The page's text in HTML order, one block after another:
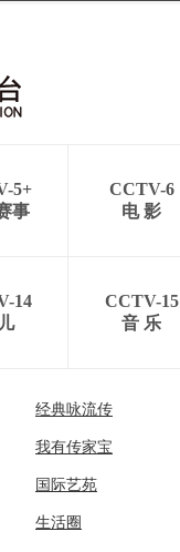
5+
事
CCTV-6
电 影
14
CCTV-15
音 乐
经典咏流传
我有传家宝
国际艺苑
生活圈